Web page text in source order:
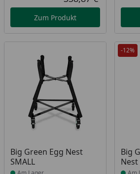
Aktueller
Zum Produkt
Big Green Egg Nest
SMALL
Produkt am Lager
-12%
Big